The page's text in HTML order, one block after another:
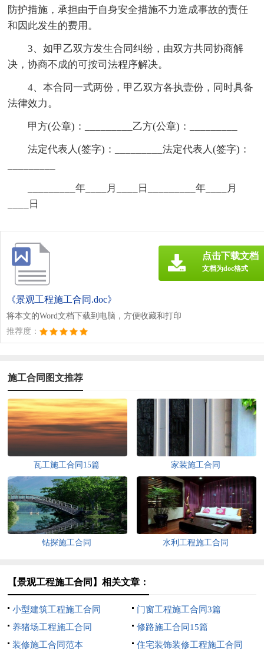
防护措施，承担由于自身安全措施不力造成事故的责任
和因此发生的费用。
3、如甲乙双方发生合同纠纷，由双方共同协商解
决，协商不成的可按司法程序解决。
4、本合同一式两份，甲乙双方各执壹份，同时具备
法律效力。
甲方(公章)：_________乙方(公章)：_________
法定代表人(签字)：_________法定代表人(签字)：
_________年____月____日_________年____月
____日
《景观工程施工合同.doc》
将本文的Word文档下载到电脑，方便收藏和打印
推荐度：
点击下载文档
文档为doc格式
施工合同图文推荐
瓦工施工合同15篇 家装施工合同
钻探施工合同 水利工程施工合同
【景观工程施工合同】相关文章：
小型建筑工程施工合同
门窗工程施工合同3篇
养猪场工程施工合同
修路施工合同15篇
装修施工合同范本
住宅装饰装修工程施工合同